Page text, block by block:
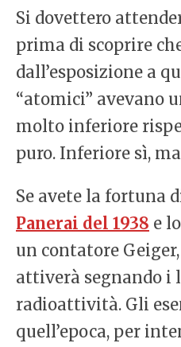
Si dovettero
prima di scoprire
dall’esposizione a
“atomici” avevano
molto inferiore
puro. Inferiore sì,
Se avete la fortuna
Panerai del 1938 e
un contatore
attiverà segnando i
radioattività. Gli
quell’epoca, per